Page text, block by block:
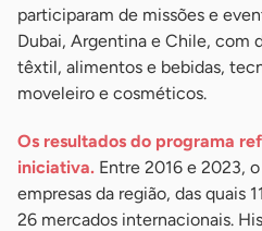
participaram de missões e
Dubai, Argentina e Chile, com
têxtil, alimentos e bebidas,
moveleiro e cosméticos.
Os resultados do programa
iniciativa. Entre 2016 e 2023,
empresas da região, das quais
26 mercados internacionais.